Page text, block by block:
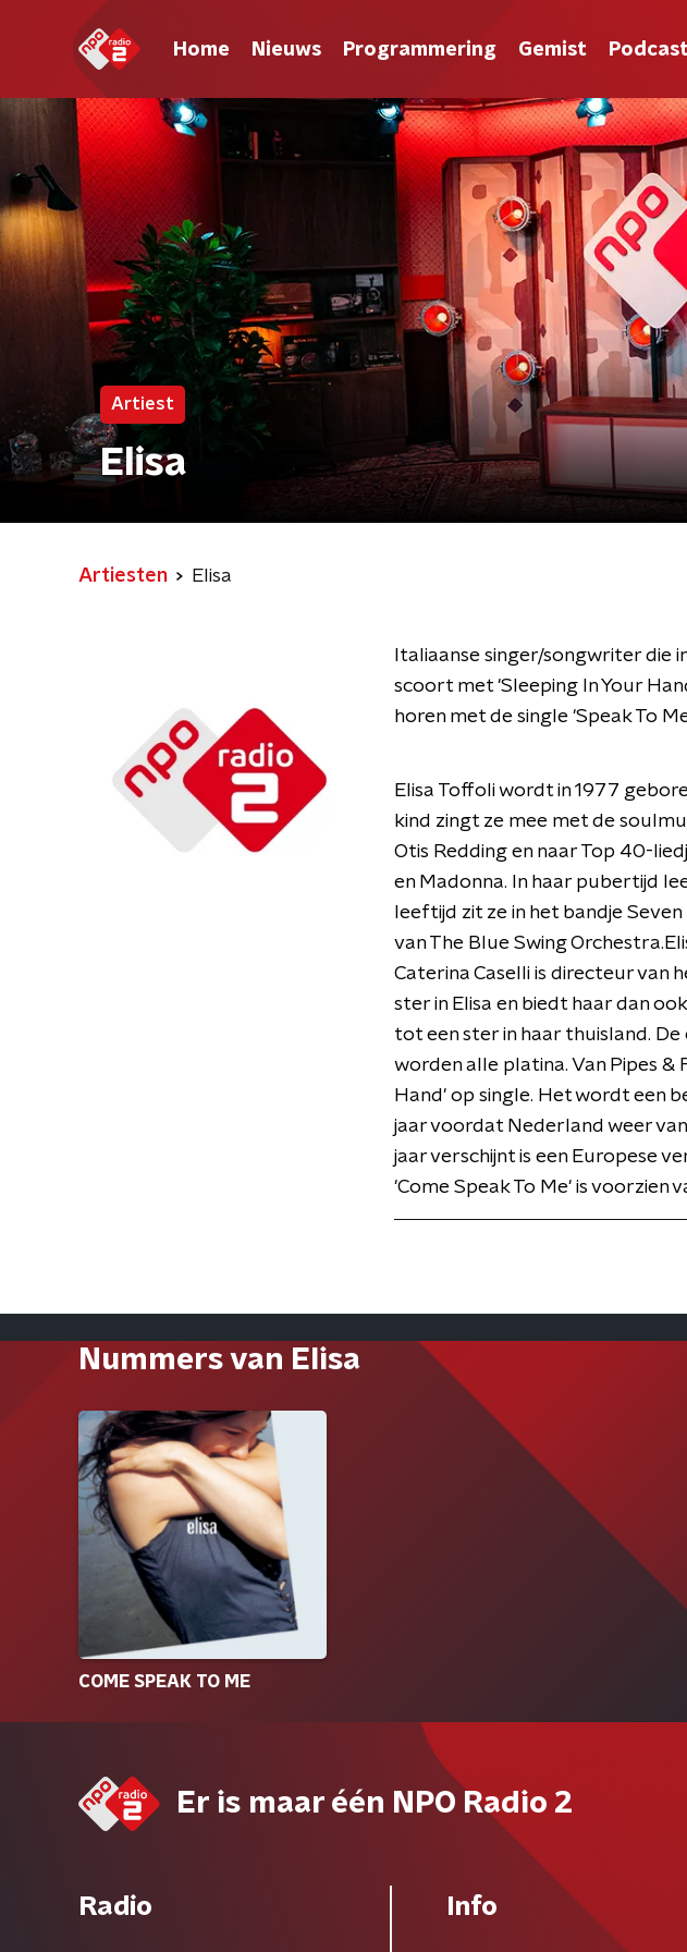
Home Nieuws Programmering Gemist
Artiest
Elisa
Artiesten Elisa
Italiaanse singer/songwriter die
scoort met 'Sleeping In Your
horen met de single 'Speak To
Elisa Toffoli wordt in 1977
kind zingt ze mee met de
Otis Redding en naar Top 40-
en Madonna. In haar pubertijd
leeftijd zit ze in het bandje
van The Blue Swing
Caterina Caselli is directeur van
ster in Elisa en biedt haar dan
tot een ster in haar thuisland.
worden alle platina. Van Pipes &
Hand' op single. Het wordt een
jaar voordat Nederland weer
jaar verschijnt is een Europese
'Come Speak To Me' is voorzien
Nummers van Elisa
COME SPEAK TO ME
Er is maar één NPO Radio 2
Radio Info